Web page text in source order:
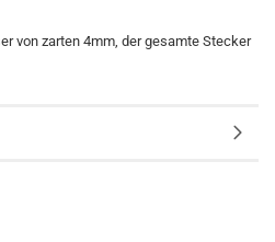
von zarten 4mm, der gesamte Stecker